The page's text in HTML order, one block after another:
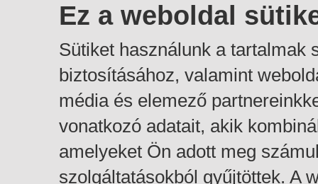
Ez a weboldal
Sütiket használunk a tartalmak
biztosításához, valamint
média és elemező
vonatkozó adatait, akik
amelyeket Ön adott meg
szolgáltatásokból gyűjtöttek. A